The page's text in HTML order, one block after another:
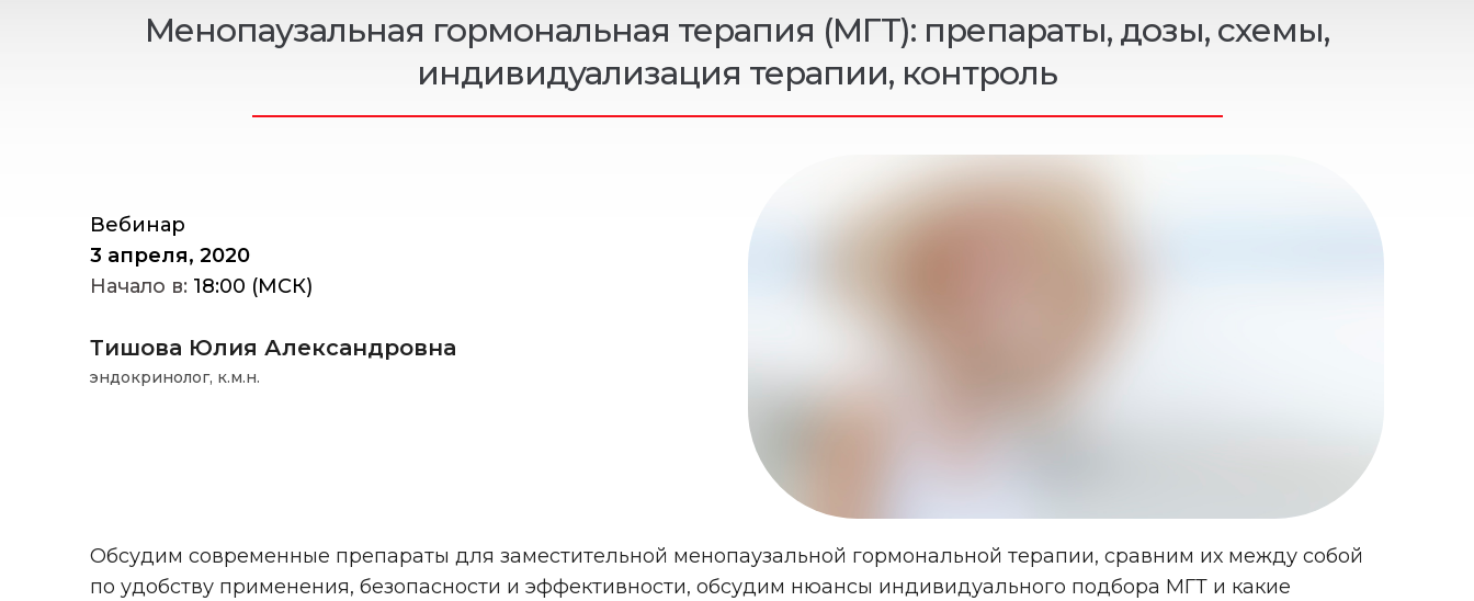
Менопаузальная гормональная терапия (МГТ): препараты, дозы, схемы,
индивидуализация терапии, контроль
Вебинар
3 апреля, 2020
Начало в: 18:00 (МСК)
Тишова Юлия Александровна
эндокринолог, к.м.н.
Обсудим современные препараты для заместительной менопаузальной гормональной терапии, сравним их между собой
по удобству применения, безопасности и эффективности, обсудим нюансы индивидуального подбора МГТ и какие